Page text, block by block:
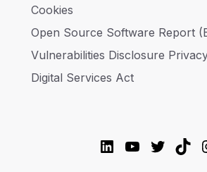
Cookies
Open Source Software Report
Vulnerabilities Disclosure
Digital Services Act
LinkedIn
YouTube
Twitter